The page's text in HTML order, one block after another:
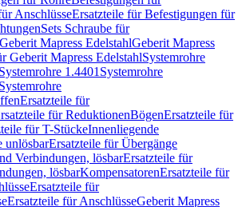
AnschlüsseErsatzteile für Befestigungen für
Sets Schraube für
Geberit Mapress EdelstahlGeberit Mapress
Geberit Mapress EdelstahlSystemrohre
1.4401 Systemrohre
Ersatzteile für
für ReduktionenBögenErsatzteile für
für T-StückeInnenliegende
unlösbarErsatzteile für Übergänge
Verbindungen, lösbarErsatzteile für
lösbarKompensatorenErsatzteile für
Ersatzteile für
Ersatzteile für AnschlüsseGeberit Mapress